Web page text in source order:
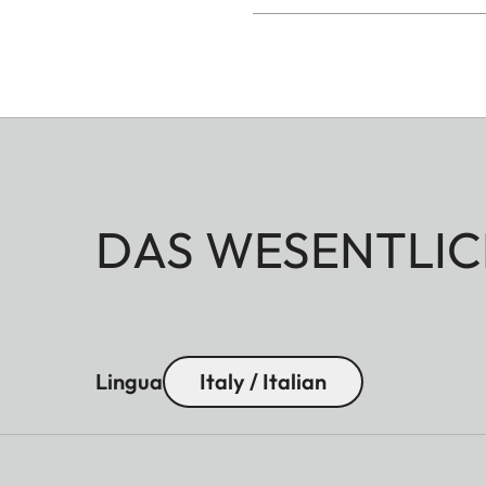
DAS
Lingua Italy / Italian